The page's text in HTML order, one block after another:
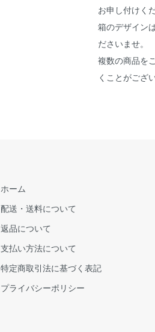
お申し付けく
箱のデザイン
ださいませ。
複数の商品を
くことがござ
ホーム
配送・送料について
返品について
支払い方法について
特定商取引法に基づく表記
プライバシーポリシー